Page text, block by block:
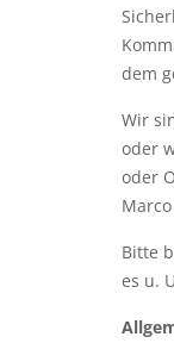
dem
Wir
oder
oder
Bitte
es u.